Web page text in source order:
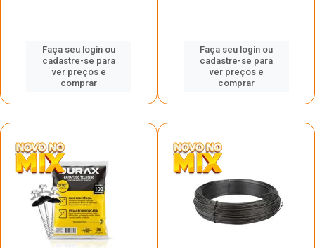
Faça seu login ou
cadastre-se para
ver preços e
comprar
Faça seu login ou
cadastre-se para
ver preços e
comprar